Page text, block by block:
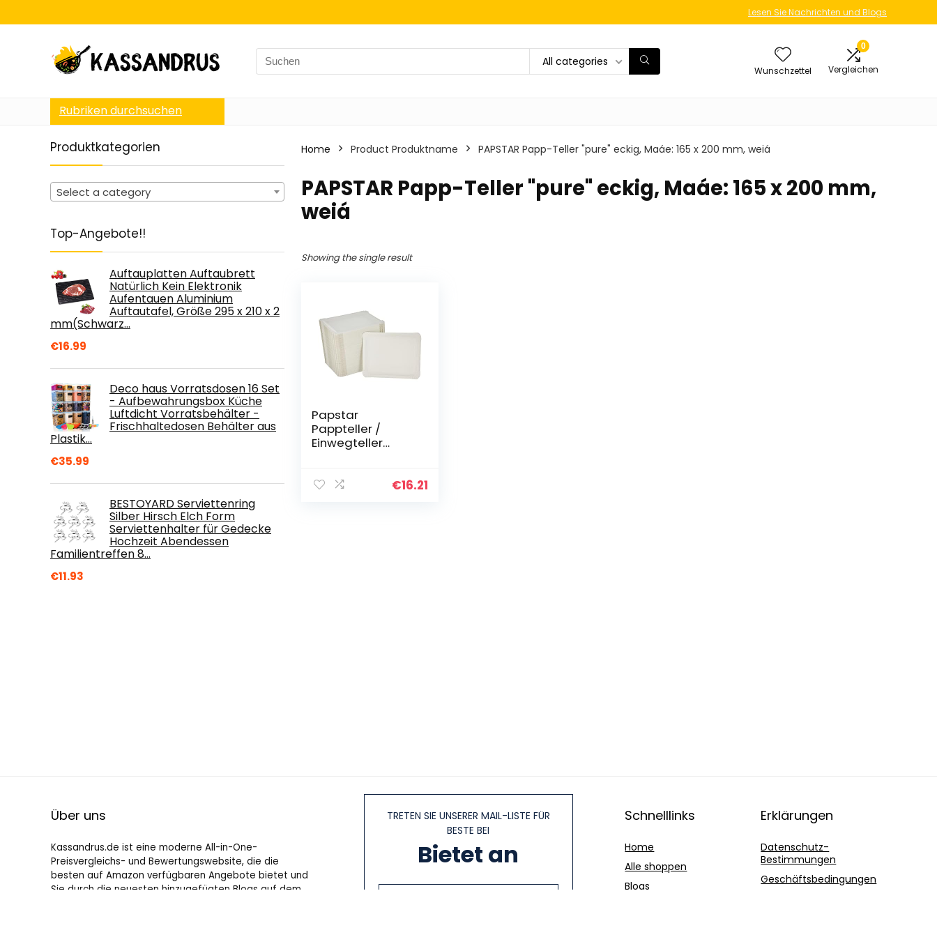
Lesen Sie Nachrichten und Blogs
Search
for:
All categories
Wunschzettel
0
Vergleichen
Rubriken durchsuchen
Produktkategorien
Select a category
Top-Angebote!!
Auftauplatten Auftaubrett
Natürlich Kein Elektronik
Aufentauen Aluminium
Auftautafel, Größe 295 x 210 x 2
mm(Schwarz…
€16.99
Deco haus Vorratsdosen 16 Set
- Aufbewahrungsbox Küche
Luftdicht Vorratsbehälter -
Frischhaltedosen Behälter aus
Plastik…
€35.99
BESTOYARD Serviettenring
Silber Hirsch Elch Form
Serviettenhalter für Gedecke
Hochzeit Abendessen
Familientreffen 8…
€11.93
Home Product Produktname ‎PAPSTAR Papp-Teller "pure" eckig, Maáe: 165 x 200 mm, weiá
‎PAPSTAR Papp-Teller "pure" eckig, Maáe: 165 x 200 mm,
weiá
Showing the single result
Papstar
Pappteller /
Einwegteller
20 cm, aus
€16.21
Über uns
Kassandrus.de ist eine moderne All-in-One-
Preisvergleichs- und Bewertungswebsite, die die
besten auf Amazon verfügbaren Angebote bietet und
Sie durch die neuesten hinzugefügten Blogs auf dem
TRETEN SIE UNSERER MAIL-LISTE FÜR
BESTE BEI
Bietet an
Schnelllinks
Home
Alle shoppen
Blogs
Erklärungen
Datenschutz-
Bestimmungen
Geschäftsbedingungen